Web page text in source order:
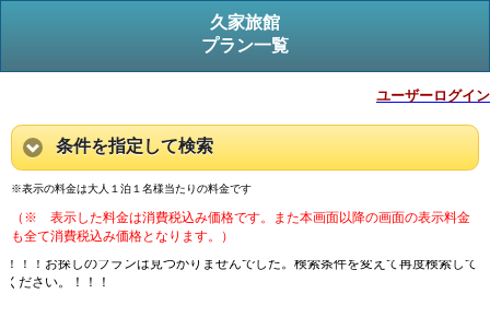
久家旅館
プラン一覧
ユーザーログイン
条件を指定して検索
※表示の料金は大人１泊１名様当たりの料金です
（※ 表示した料金は消費税込み価格です。また本画面以降の画面の表示料金
も全て消費税込み価格となります。）
！！！お探しのプランは見つかりませんでした。検索条件を変えて再度検索して
ください。！！！